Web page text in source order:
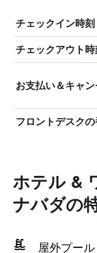
チェックイン時刻
チェックアウト時
お支払い＆キャ
フロントデスク
ホテル &
ナバダの
屋外プール